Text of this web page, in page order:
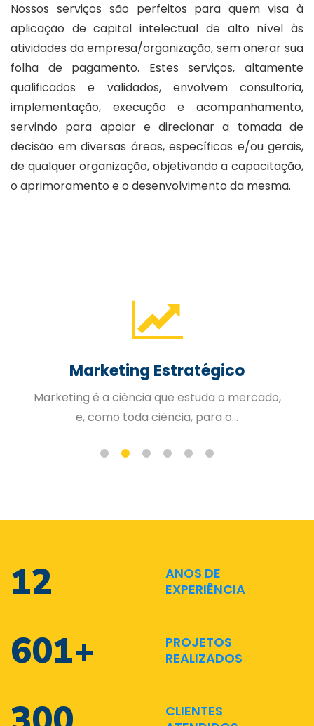
Nossos serviços são perfeitos para quem visa à
aplicação de capital intelectual de alto nível às
atividades da empresa/organização, sem onerar sua
folha de pagamento. Estes serviços, altamente
qualificados e validados, envolvem consultoria,
implementação, execução e acompanhamento,
servindo para apoiar e direcionar a tomada de
decisão em diversas áreas, específicas e/ou gerais,
de qualquer organização, objetivando a capacitação,
o aprimoramento e o desenvolvimento da mesma.
Gestão de Pessoas
A Gestão Estratégica de Pessoas trabalhada
de forma organizada e planejad...
17
ANOS DE
EXPERIÊNCIA
870+
PROJETOS
REALIZADOS
CLIENTES